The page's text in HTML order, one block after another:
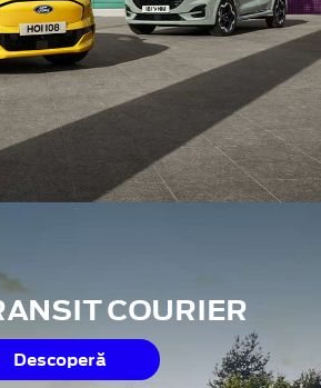
COURIER
Descoperă